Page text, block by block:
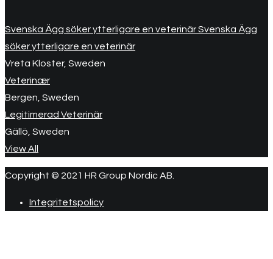
Svenska Ägg söker ytterligare en veterinär Svenska Ägg
söker ytterligare en veterinär
Vreta Kloster, Sweden
Veterinær
Bergen, Sweden
Legitimerad Veterinär
Gällö, Sweden
View All
Copyright © 2021 HR Group Nordic AB.
Integritetspolicy